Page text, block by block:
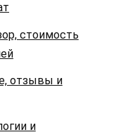
стоимость
отзывы и
и